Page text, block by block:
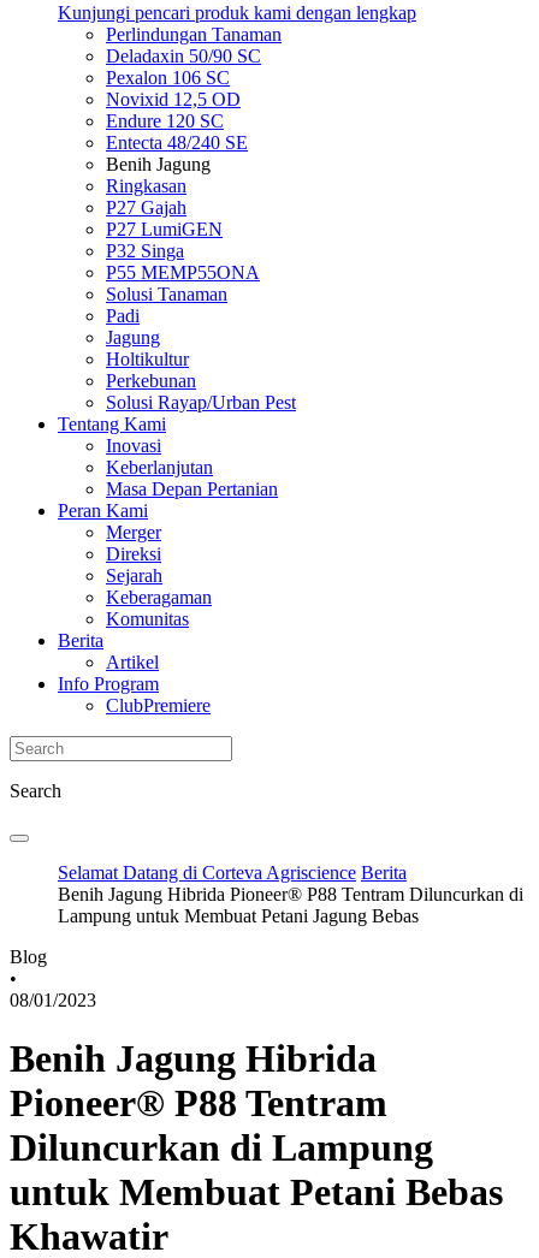
Kunjungi pencari produk kami dengan lengkap
Perlindungan Tanaman
Deladaxin 50/90 SC
Pexalon 106 SC
Novixid 12,5 OD
Endure 120 SC
Entecta 48/240 SE
Benih Jagung
Ringkasan
P27 Gajah
P27 LumiGEN
P32 Singa
P55 MEMP55ONA
Solusi Tanaman
Padi
Jagung
Holtikultur
Perkebunan
Solusi Rayap/Urban Pest
Tentang Kami
Inovasi
Keberlanjutan
Masa Depan Pertanian
Peran Kami
Merger
Direksi
Sejarah
Keberagaman
Komunitas
Berita
Artikel
Info Program
ClubPremiere
Search
Selamat Datang di Corteva Agriscience Berita
Benih Jagung Hibrida Pioneer® P88 Tentram Diluncurkan di
Lampung untuk Membuat Petani Jagung Bebas
Blog
•
08/01/2023
Benih Jagung Hibrida
Pioneer® P88 Tentram
Diluncurkan di Lampung
untuk Membuat Petani Bebas
Khawatir